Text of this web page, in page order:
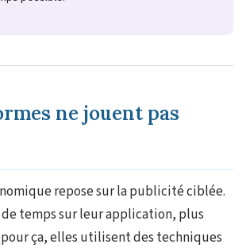
ne jouent pas
repose sur la publicité ciblée.
de temps sur leur application, plus
ça, elles utilisent des techniques